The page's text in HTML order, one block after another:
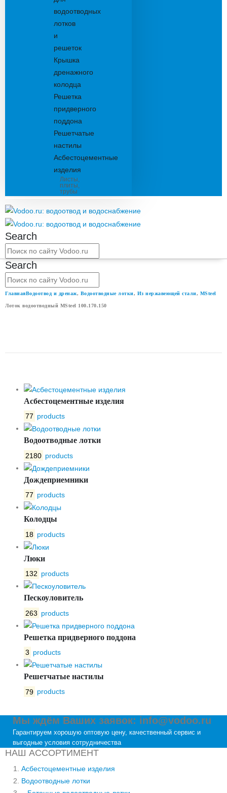
водоотводных
лотков
и
решеток
Крышка
дренажного
колодца
Решетка
придверного
поддона
Решетчатые
настилы
Асбестоцементные
изделия
Листы,
плиты,
трубы
Search
Search
ГлавнаяВодоотвод и дренаж, Водоотводные лотки, Из нержавеющей стали, MSteel
Лоток водоотводный MSteel 100.170.150
Асбестоцементные изделия
77 products
Водоотводные лотки
2180 products
Дождеприемники
77 products
Колодцы
18 products
Люки
132 products
Пескоуловитель
263 products
Решетка придверного поддона
3 products
Решетчатые настилы
79 products
Мы ждём Ваших заявок: info@vodoo.ru
Гарантируем хорошую оптовую цену, качественный сервис и
выгодные условия сотрудничества
НАШ АССОРТИМЕНТ
Асбестоцементные изделия
Водоотводные лотки